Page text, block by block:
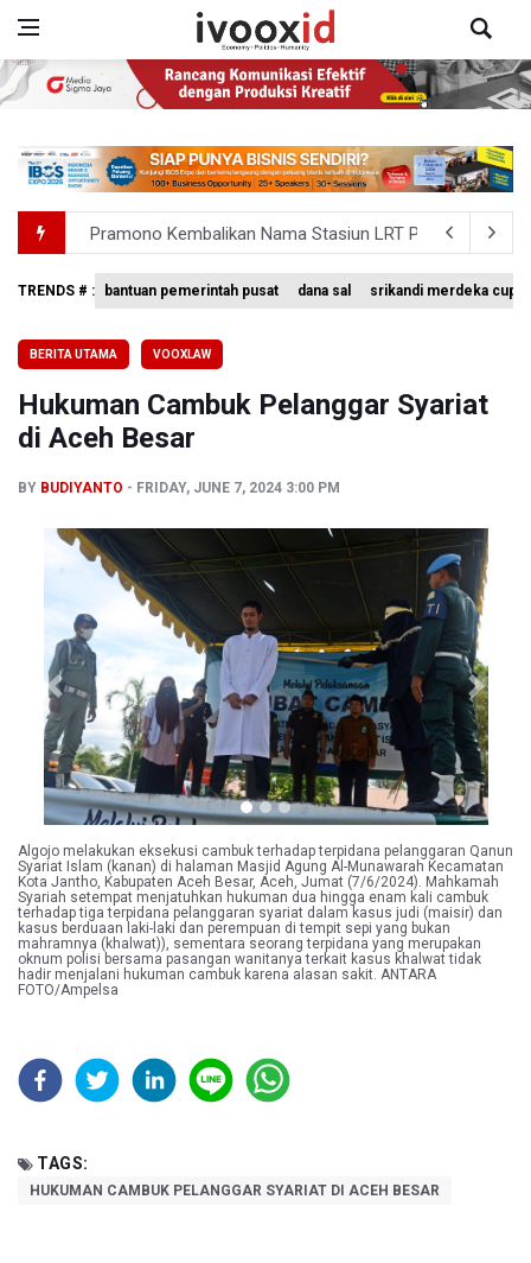
Pramono Kembalikan Nama Stasiun LRT Pegangsaan 2
Korlantas Catat 16.812 Pelanggaran Plat Nomor
Ramai di Media Sosial Soal Rehat Waktu 48 Jam
Pemerintah Siapkan Stimulus Hadapi Dampak El Nino
TRENDS # : bantuan pemerintah pusat dana sal srikandi merdeka cup
BERITA UTAMA VOOXLAW
Hukuman Cambuk Pelanggar Syariat
di Aceh Besar
BY BUDIYANTO FRIDAY, JUNE 7, 2024 3:00 PM
Previous Next
Algojo melakukan eksekusi cambuk terhadap terpidana pelanggaran Qanun
Syariat Islam (kanan) di halaman Masjid Agung Al-Munawarah Kecamatan
Kota Jantho, Kabupaten Aceh Besar, Aceh, Jumat (7/6/2024). Mahkamah
Syariah setempat menjatuhkan hukuman dua hingga enam kali cambuk
terhadap tiga terpidana pelanggaran syariat dalam kasus judi (maisir) dan
kasus berduaan laki-laki dan perempuan di tempit sepi yang bukan
mahramnya (khalwat)), sementara seorang terpidana yang merupakan
oknum polisi bersama pasangan wanitanya terkait kasus khalwat tidak
hadir menjalani hukuman cambuk karena alasan sakit. ANTARA
FOTO/Ampelsa
TAGS:
HUKUMAN CAMBUK PELANGGAR SYARIAT DI ACEH BESAR